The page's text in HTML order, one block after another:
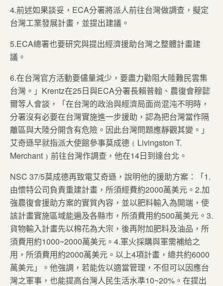
4.前述如果談妥，ECA分署將派人前往台灣做調查，擬定
台灣工業發展計畫，並提出建議。
5.ECA總署也要研究與提出經濟援助台灣之整體計畫建
議。
6.在台灣官方活動要儘量減少，要盡力勸阻大陸難民雲集
台灣。」Krentz在25日與ECA分署長賴普翰、農復會穆懿
爾等人會談，「在台灣的政治與經濟局面尚混沌不明時，
分署沒有必要在台灣實施進一步援助，認為把台灣當作隔
離區與大陸分開含有危險。因此台灣問題應靜觀其變。」
艾奇遜早就指派大使館參事莫成德﹙Livingston T.
Merchant﹚前往台灣作調查，他在14日到達台北。
NSC 37/5莫成德再致電艾奇遜，說明他的援助方案：「1.
由懷特公司負責重建計畫，所須經費約2000萬美元。2.加
強農復會援助方案的實質內容，並以肥料輸入為開端，使
該計畫實施區域能遍及各縣市，所須費用約500萬美元。3.
貨物輸入計畫先以棉花為大宗，後再附加肥料及油品，所
須費用約1000~2000萬美元。4.軍火採購與軍需補給之
用，所須費用約2000萬美元。以上4項計畫，總共約6000
萬美元」。他強調，若能佐以適當管理，不但可以因應台
灣之軍事，也能提高台灣人民生活水準10~20%。在提出